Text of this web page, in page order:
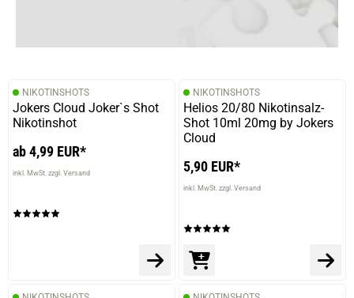
Björn B.
Die Bewertung erfolgte ohne Abgabe eines Kommentars
24.08.2025 — via
Trustedshops.de
verifizierter Onlinekauf.
Die Bewertung erfolgte ohne Abgabe eines Kommentars
NIKOTINSHOTS
Jokers Cloud Joker`s Shot
Nikotinshot
ab 4,99 EUR*
inkl. MwSt. zzgl. Versand
NIKOTINSHOTS
Helios 20/80 Nikotinsalz-
Shot 10ml 20mg by Jokers
Cloud
5,90 EUR*
inkl. MwSt. zzgl. Versand